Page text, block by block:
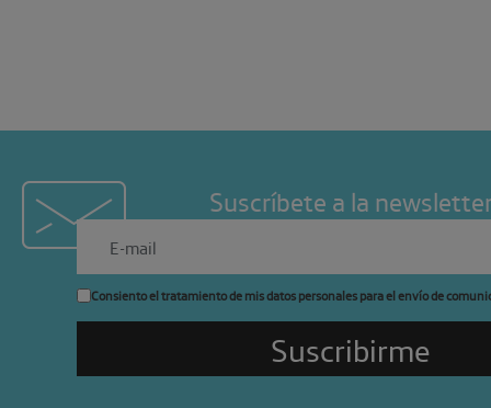
Suscríbete a la
Consiento el tratamiento de mis datos personales para el envío de